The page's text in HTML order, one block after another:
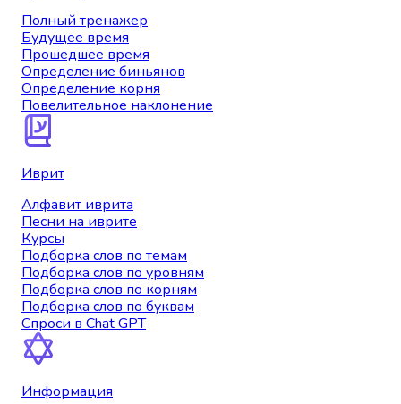
Полный тренажер
Будущее время
Прошедшее время
Определение биньянов
Определение корня
Повелительное наклонение
Иврит
Алфавит иврита
Песни на иврите
Курсы
Подборка слов по темам
Подборка слов по уровням
Подборка слов по корням
Подборка слов по буквам
Спроси в Chat GPT
Информация